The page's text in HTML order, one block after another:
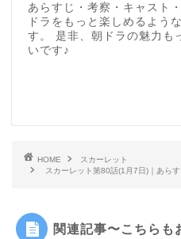
あらすじ・考察・キャスト
ドラをもっと楽しめるよう
す。 是非、朝ドラの魅力も
いです♪
HOME
スカーレット
スカーレット第80話(1月7日)｜あら
関連記事〜こちらも